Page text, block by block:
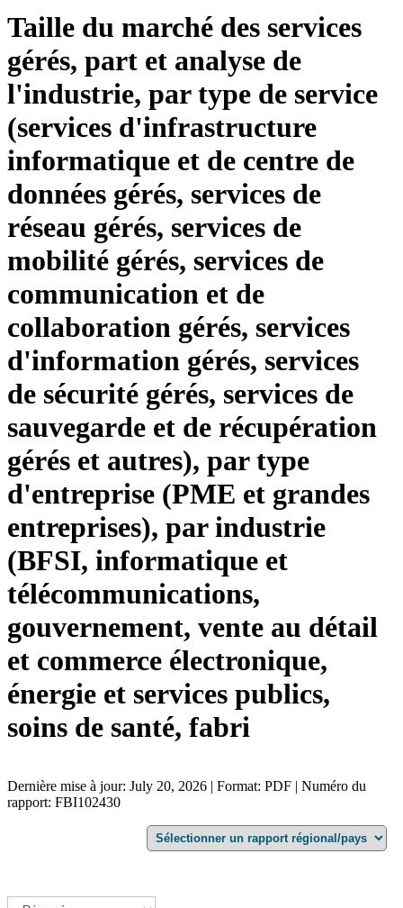
Taille du marché des services
gérés, part et analyse de
l'industrie, par type de service
(services d'infrastructure
informatique et de centre de
données gérés, services de
réseau gérés, services de
mobilité gérés, services de
communication et de
collaboration gérés, services
d'information gérés, services
de sécurité gérés, services de
sauvegarde et de récupération
gérés et autres), par type
d'entreprise (PME et grandes
entreprises), par industrie
(BFSI, informatique et
télécommunications,
gouvernement, vente au détail
et commerce électronique,
énergie et services publics,
soins de santé, fabri
Dernière mise à jour: July 20, 2026 | Format: PDF | Numéro du
rapport: FBI102430